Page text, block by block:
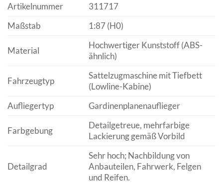
Artikelnummer
311717
Maßstab
1:87 (H0)
Material
Hochwertiger Kunststoff (ABS-
ähnlich)
Fahrzeugtyp
Sattelzugmaschine mit Tiefbett
(Lowline-Kabine)
Aufliegertyp
Gardinenplanenauflieger
Farbgebung
Detailgetreue, mehrfarbige
Lackierung gemäß Vorbild
Detailgrad
Sehr hoch; Nachbildung von
Anbauteilen, Fahrwerk, Felgen
und Reifen.